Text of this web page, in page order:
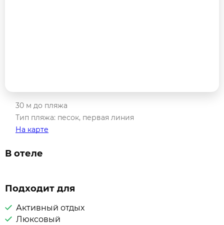
30 м до пляжа
Тип пляжа: песок, первая линия
На карте
В отеле
Подходит для
Активный отдых
Люксовый